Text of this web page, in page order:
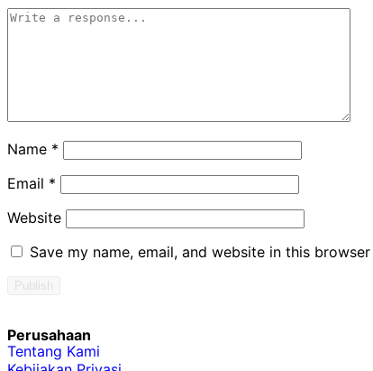
Name *
Email *
Website
Save my name, email, and website in this
Perusahaan
Tentang Kami